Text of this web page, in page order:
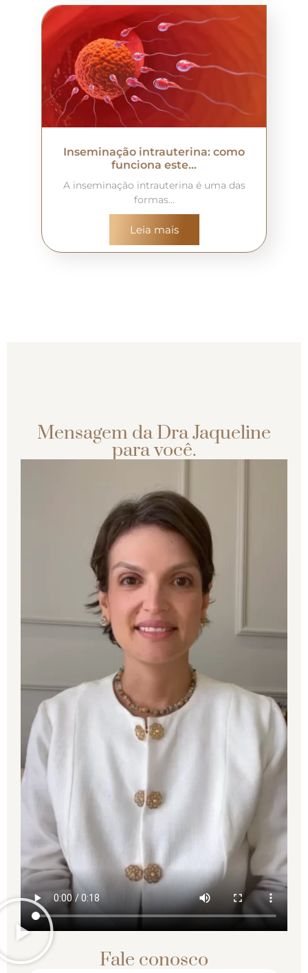
Inseminação intrauterina: como
funciona este…
A inseminação intrauterina é uma das
formas…
Leia mais
Mensagem da Dra Jaqueline
para você.
Fale conosco